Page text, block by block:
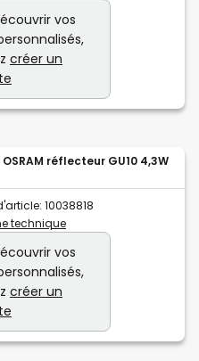
vos
créer un
réflecteur GU10 4,3W
10038818
technique
vos
créer un